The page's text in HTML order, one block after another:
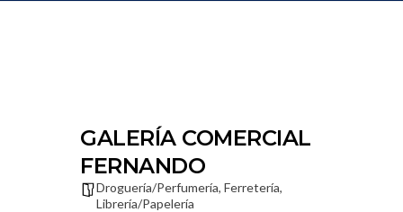
GALERÍA COMERCIAL
FERNANDO
Droguería/Perfumería, Ferretería,
Librería/Papelería